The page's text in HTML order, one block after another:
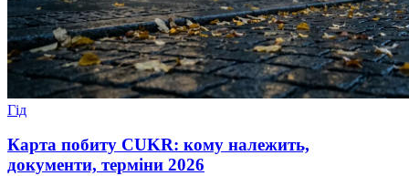
Гід
Карта побиту CUKR: кому належить,
документи, терміни 2026